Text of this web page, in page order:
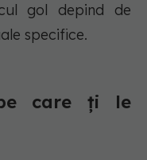
gol depind de
specifice.
pe care ți le